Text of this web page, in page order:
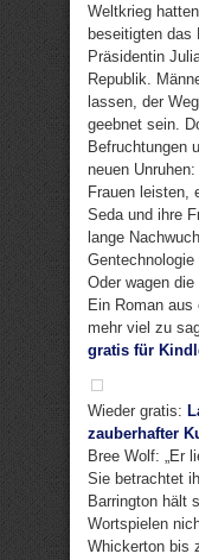
Weltkrieg
beseitigten das
Präsidentin
Republik.
lassen, der
geebnet sein.
Befruchtungen
neuen
Frauen leisten,
Seda und ihre
lange
Oder wagen
Ein Roman
mehr viel zu
gratis für
Wieder gratis:
zauberhafter
Bree Wolf: „Er
Sie betrachtet
Barrington hält
Wortspielen
Whickerton bis